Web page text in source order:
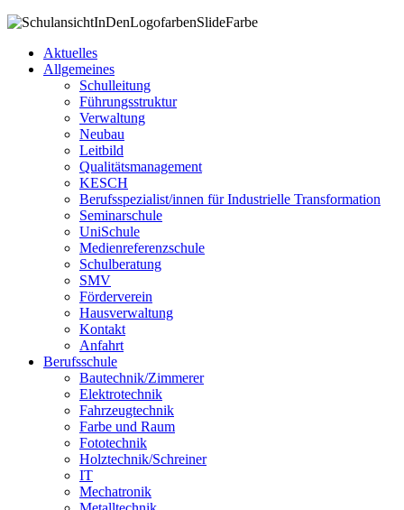
Aktuelles
Allgemeines
Schulleitung
Führungsstruktur
Verwaltung
Neubau
Leitbild
Qualitätsmanagement
KESCH
Berufsspezialist/innen für Industrielle Transformation
Seminarschule
UniSchule
Medienreferenzschule
Schulberatung
SMV
Förderverein
Hausverwaltung
Kontakt
Anfahrt
Berufsschule
Bautechnik/Zimmerer
Elektrotechnik
Fahrzeugtechnik
Farbe und Raum
Fototechnik
Holztechnik/Schreiner
IT
Mechatronik